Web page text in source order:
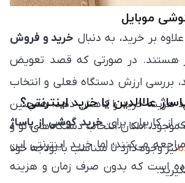
موبایل
بر خرید، به دنبال خرید و فروش
هستند. در صورتی که قصد تعویض
بررسی ارزش دستگاه فعلی و انتخاب
هزینه خرید را کاهش دهد. همچنین
امکان انتخاب دستگاه‌های نو و
نیز وجود دارد تا متناسب با بودجه خود
علاالدین یا خرید اینترنتی؟
کاربران برایخرید گوشی از پاساژ
می‌کنند؛ اما خرید اینترنتی این
است که بدون صرف زمان و هزینه